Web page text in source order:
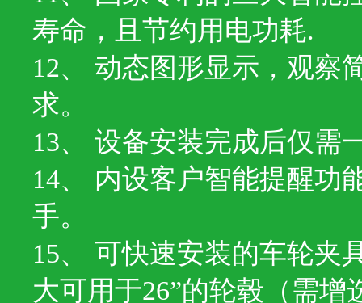
寿命，且节约用电功耗.
12、 动态图形显示，观察
求。
13、 设备安装完成后仅需
14、 内设客户智能提醒功
手。
15、 可快速安装的车轮夹
大可用于26”的轮毂（需增